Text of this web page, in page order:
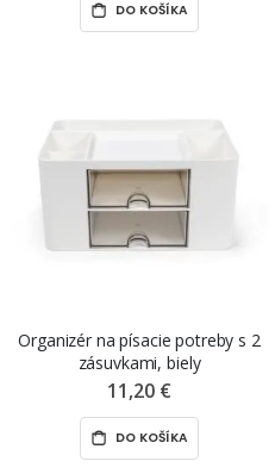
DO KOŠÍKA
Organizér na písacie potreby s 2
zásuvkami, biely
11,20 €
DO KOŠÍKA